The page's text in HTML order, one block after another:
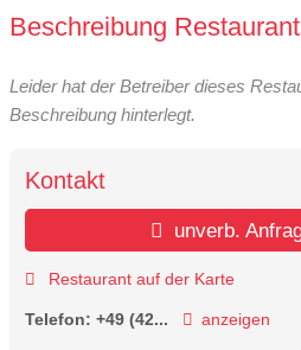
Beschreibung Restaurant
Leider hat der Betreiber dieses
Beschreibung hinterlegt.
Kontakt
unverb.
Restaurant auf der Karte
Telefon: +49 (42... anzeigen